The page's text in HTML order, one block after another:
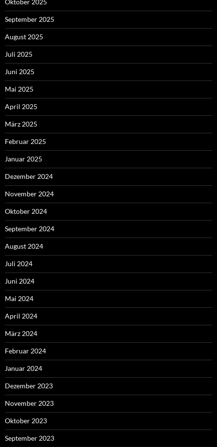
Oktober 2025
September 2025
August 2025
Juli 2025
Juni 2025
Mai 2025
April 2025
März 2025
Februar 2025
Januar 2025
Dezember 2024
November 2024
Oktober 2024
September 2024
August 2024
Juli 2024
Juni 2024
Mai 2024
April 2024
März 2024
Februar 2024
Januar 2024
Dezember 2023
November 2023
Oktober 2023
September 2023